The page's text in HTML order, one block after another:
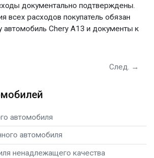
документально подтверждены.
всех расходов покупатель обязан
автомобиль Chery А13 и документы к
След. →
автомобиля
автомобиля
ненадлежащего качества